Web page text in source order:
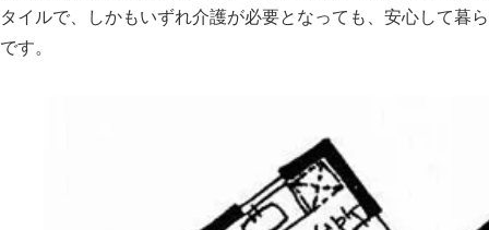
タイルで、しかもいずれ介護が必要となっても、安心して暮
です。